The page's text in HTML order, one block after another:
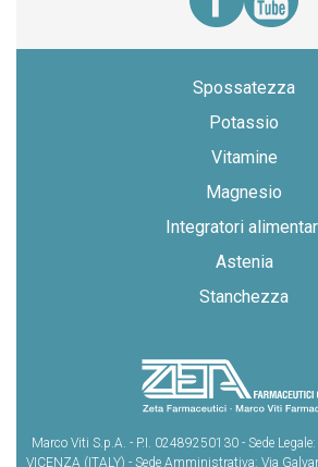
Spossatezza
Potassio
Vitamine
Magnesio
Integratori
Astenia
Stanchezza
Marco Viti S.p.A. - P.I. 02489250130 - Sede
VICENZA (ITALY) - Sede Amministrativa: Via